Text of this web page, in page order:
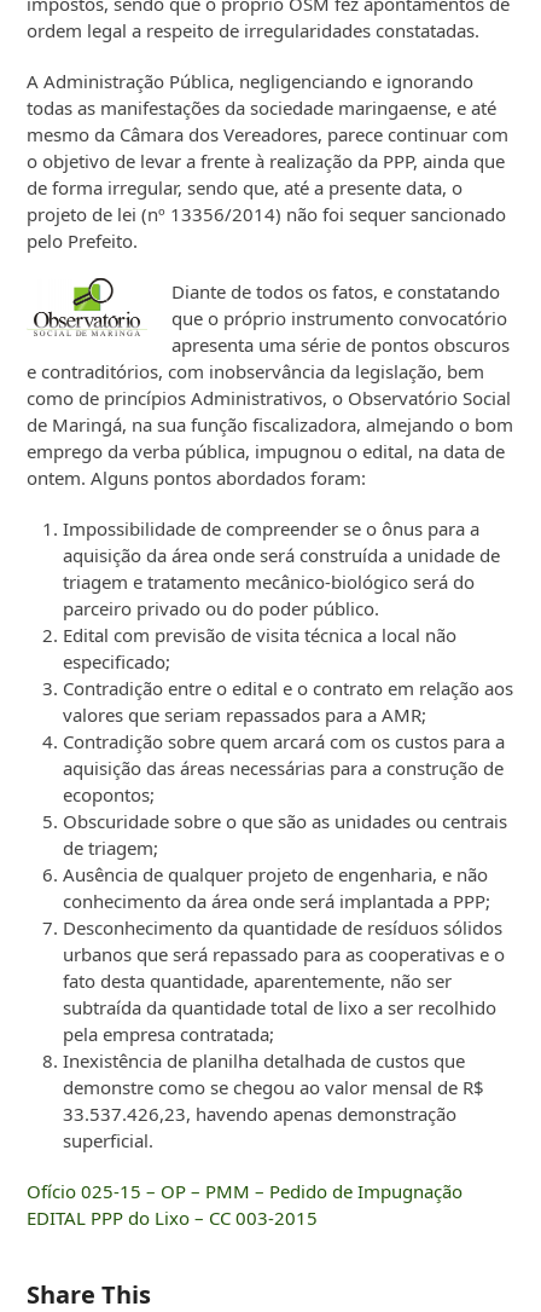
ordem legal a respeito de irregularidades constatadas.
A Administração Pública, negligenciando e ignorando
todas as manifestações da sociedade maringaense, e até
mesmo da Câmara dos Vereadores, parece continuar com
o objetivo de levar a frente à realização da PPP, ainda que
de forma irregular, sendo que, até a presente data, o
projeto de lei (nº 13356/2014) não foi sequer sancionado
pelo Prefeito.
Diante de todos os fatos, e constatando
que o próprio instrumento convocatório
apresenta uma série de pontos obscuros
e contraditórios, com inobservância da legislação, bem
como de princípios Administrativos, o Observatório Social
de Maringá, na sua função fiscalizadora, almejando o bom
emprego da verba pública, impugnou o edital, na data de
ontem. Alguns pontos abordados foram:
Impossibilidade de compreender se o ônus para a
aquisição da área onde será construída a unidade de
triagem e tratamento mecânico-biológico será do
parceiro privado ou do poder público.
Edital com previsão de visita técnica a local não
especificado;
Contradição entre o edital e o contrato em relação aos
valores que seriam repassados para a AMR;
Contradição sobre quem arcará com os custos para a
aquisição das áreas necessárias para a construção de
ecopontos;
Obscuridade sobre o que são as unidades ou centrais
de triagem;
Ausência de qualquer projeto de engenharia, e não
conhecimento da área onde será implantada a PPP;
Desconhecimento da quantidade de resíduos sólidos
urbanos que será repassado para as cooperativas e o
fato desta quantidade, aparentemente, não ser
subtraída da quantidade total de lixo a ser recolhido
pela empresa contratada;
Inexistência de planilha detalhada de custos que
demonstre como se chegou ao valor mensal de R$
33.537.426,23, havendo apenas demonstração
superficial.
Ofício 025-15 – OP – PMM – Pedido de Impugnação
EDITAL PPP do Lixo – CC 003-2015
Share This